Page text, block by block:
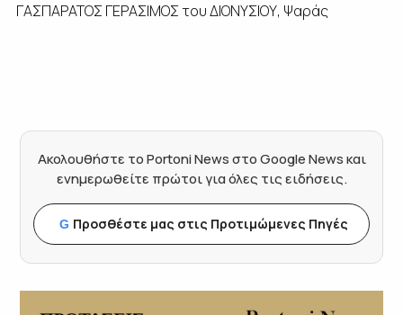
ΓΑΣΠΑΡΑΤΟΣ ΓΕΡΑΣΙΜΟΣ του ΔΙΟΝΥΣΙΟΥ, Ψαράς
Ακολουθήστε το Portoni News στο Google News και
ενημερωθείτε πρώτοι για όλες τις ειδήσεις.
G Προσθέστε μας στις Προτιμώμενες Πηγές